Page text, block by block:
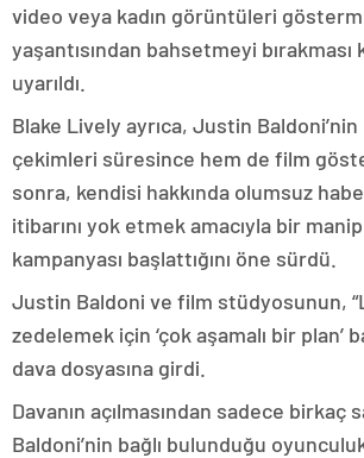
video veya kadın görüntüleri
yaşantısından bahsetmeyi bırakması
uyarıldı.
Blake Lively ayrıca, Justin
çekimleri süresince hem de film
sonra, kendisi hakkında olumsuz
itibarını yok etmek amacıyla bir
kampanyası başlattığını öne sürdü.
Justin Baldoni ve film stüdyosunun,
zedelemek için ‘çok aşamalı bir plan’
dava dosyasına girdi.
Davanın açılmasından sadece birkaç
Baldoni’nin bağlı bulunduğu